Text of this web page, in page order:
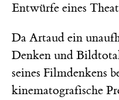
Entwürfe eines
Da Artaud ein
Denken und
seines Filmdenkens
kinematografische